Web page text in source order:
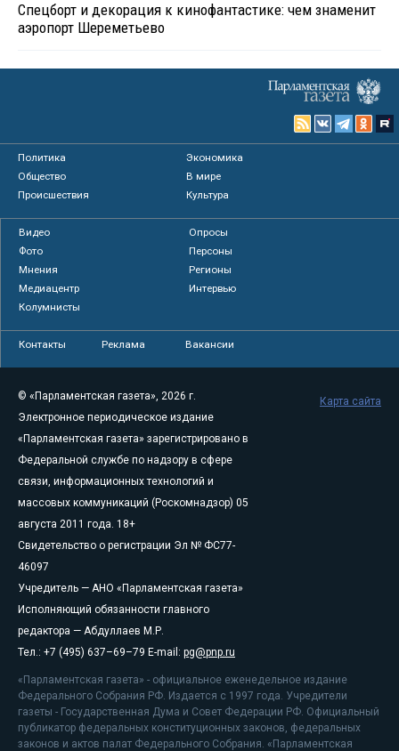
Спецборт и декорация к кинофантастике: чем знаменит
аэропорт Шереметьево
Политика
Экономика
Общество
В мире
Происшествия
Культура
Видео
Опросы
Фото
Персоны
Мнения
Регионы
Медиацентр
Интервью
Колумнисты
Контакты Реклама Вакансии
© «Парламентская газета», 2026 г.
Электронное периодическое издание
«Парламентская газета» зарегистрировано в
Федеральной службе по надзору в сфере
связи, информационных технологий и
массовых коммуникаций (Роскомнадзор) 05
августа 2011 года. 18+
Свидетельство о регистрации Эл № ФС77-
46097
Учредитель — АНО «Парламентская газета»
Исполняющий обязанности главного
редактора — Абдуллаев М.Р.
Тел.: +7 (495) 637–69–79 E-mail: pg@pnp.ru
«Парламентская газета» - официальное еженедельное издание
Федерального Собрания РФ. Издается с 1997 года. Учредители
газеты - Государственная Дума и Совет Федерации РФ. Официальный
публикатор федеральных конституционных законов, федеральных
законов и актов палат Федерального Собрания. «Парламентская
Карта сайта